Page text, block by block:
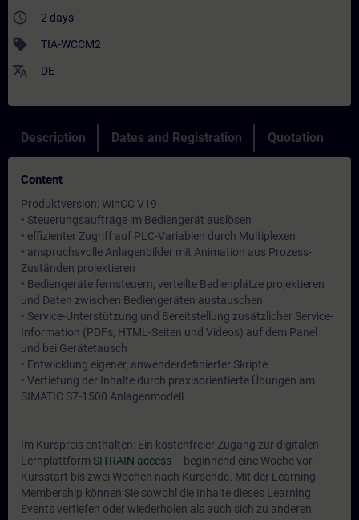
access_time 2 days
sell TIA-WCCM2
translate DE
Description Dates and Registration Quotation
Content
Produktversion: WinCC V19
• Steuerungsaufträge im Bediengerät auslösen
• effizienter Zugriff auf PLC-Variablen durch Multiplexen
• anspruchsvolle Anlagenbilder mit Animation aus Prozess-
Zuständen projektieren
• Bediengeräte fernsteuern, verteilte Bedienplätze projektieren
und Daten zwischen Bediengeräten austauschen
• Service-Unterstützung und Bereitstellung zusätzlicher Service-
Information (PDFs, HTML-Seiten und Videos) auf dem Panel
und bei Gerätetausch
• Entwicklung eigener, anwenderdefinierter Skripte
• Vertiefung der Inhalte durch praxisorientierte Übungen am
SIMATIC S7-1500 Anlagenmodell
Im Kurspreis enthalten: Ein kostenfreier Zugang zur digitalen
Lernplattform SITRAIN access – beginnend eine Woche vor
Kursstart bis zwei Wochen nach Kursende. Mit der Learning
Membership können Sie sowohl die Inhalte dieses Learning
Events vertiefen oder wiederholen als auch sich zu anderen